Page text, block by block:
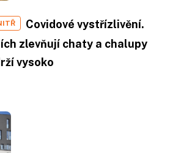
Covidové vystřízlivění.
zlevňují chaty a chalupy
vysoko